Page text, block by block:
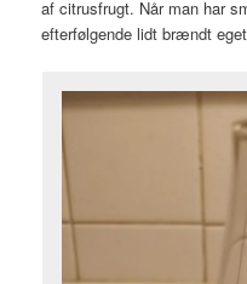
af citrusfrugt. Når man har
efterfølgende lidt brændt